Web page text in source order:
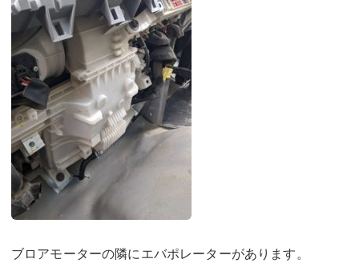
ブロアモーターの隣にエバポレーターがあります。